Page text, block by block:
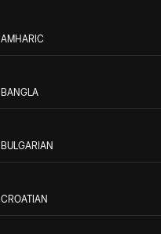
AMHARIC
BANGLA
BULGARIAN
CROATIAN